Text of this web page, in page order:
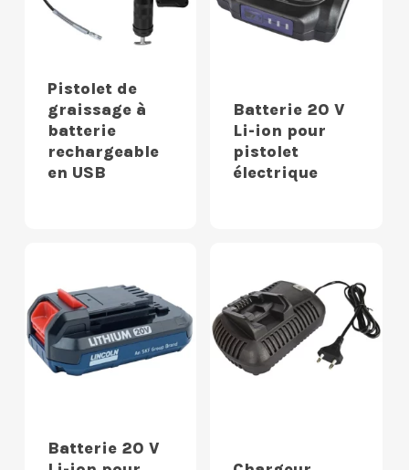
Pistolet de
graissage à
batterie
rechargeable
en USB
Batterie 20 V
Li-ion pour
pistolet
électrique
Batterie 20 V